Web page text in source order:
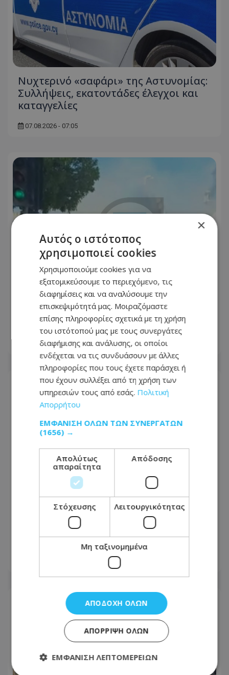
Νυχτερινό «σαφάρι» της Αστυνομίας:
Συλλήψεις, εκατοντάδες έλεγχοι και
καταγγελίες
07.08.2026 - 07:05
Στα χέρια της Αστυνομίας 16χρονος -
Τον «έκαψε» μαρτυρία για την
πυρκαγιά στην πρώην Corner Pub
06.08.2026 - 18:09
Σε κρίσιμη κατάσταση 18χρονος στη
Λεμεσό - Εντοπίστηκε δίπλα από το
ηλεκτρικό του ποδήλατο
×
Αυτός ο ιστότοπος
χρησιμοποιεί cookies
Χρησιμοποιούμε cookies για να
εξατομικεύσουμε το περιεχόμενο, τις
διαφημίσεις και να αναλύσουμε την
επισκεψιμότητά μας. Μοιραζόμαστε
επίσης πληροφορίες σχετικά με τη χρήση
του ιστότοπού μας με τους συνεργάτες
διαφήμισης και ανάλυσης, οι οποίοι
ενδέχεται να τις συνδυάσουν με άλλες
πληροφορίες που τους έχετε παράσχει ή
που έχουν συλλέξει από τη χρήση των
υπηρεσιών τους από εσάς. Πολιτική
Απορρήτου
ΕΜΦΆΝΙΣΗ ΌΛΩΝ ΤΩΝ ΣΥΝΕΡΓΑΤΏΝ
(1656) →
Απολύτως
απαραίτητα
Απόδοσης
Στόχευσης Λειτουργικότητας
Μη ταξινομημένα
ΑΠΟΔΟΧΉ ΌΛΩΝ
ΑΠΌΡΡΙΨΗ ΌΛΩΝ
ΕΜΦΆΝΙΣΗ ΛΕΠΤΟΜΕΡΕΙΏΝ